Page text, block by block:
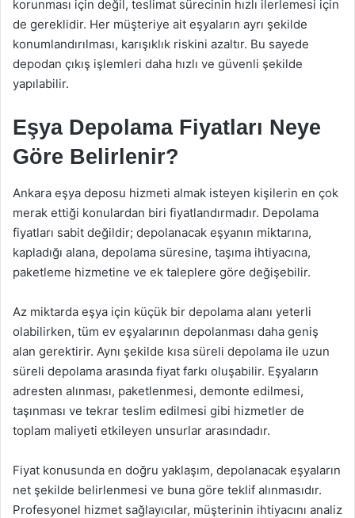
korunması için değil, teslimat sürecinin hızlı ilerlemesi için
de gereklidir. Her müşteriye ait eşyaların ayrı şekilde
konumlandırılması, karışıklık riskini azaltır. Bu sayede
depodan çıkış işlemleri daha hızlı ve güvenli şekilde
yapılabilir.
Eşya Depolama Fiyatları Neye
Göre Belirlenir?
Ankara eşya deposu hizmeti almak isteyen kişilerin en çok
merak ettiği konulardan biri fiyatlandırmadır. Depolama
fiyatları sabit değildir; depolanacak eşyanın miktarına,
kapladığı alana, depolama süresine, taşıma ihtiyacına,
paketleme hizmetine ve ek taleplere göre değişebilir.
Az miktarda eşya için küçük bir depolama alanı yeterli
olabilirken, tüm ev eşyalarının depolanması daha geniş
alan gerektirir. Aynı şekilde kısa süreli depolama ile uzun
süreli depolama arasında fiyat farkı oluşabilir. Eşyaların
adresten alınması, paketlenmesi, demonte edilmesi,
taşınması ve tekrar teslim edilmesi gibi hizmetler de
toplam maliyeti etkileyen unsurlar arasındadır.
Fiyat konusunda en doğru yaklaşım, depolanacak eşyaların
net şekilde belirlenmesi ve buna göre teklif alınmasıdır.
Profesyonel hizmet sağlayıcılar, müşterinin ihtiyacını analiz